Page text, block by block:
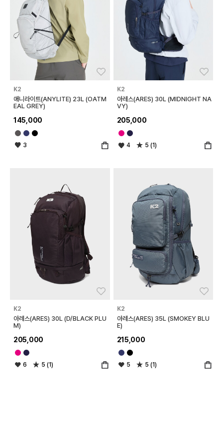
K2
애니라이트(ANYLITE) 23L (OATM
EAL GREY)
145,000
3
K2
아레스(ARES) 30L (MIDNIGHT NA
VY)
205,000
4 5 (1)
K2
아레스(ARES) 30L (D/BLACK PLU
M)
205,000
6 5 (1)
K2
아레스(ARES) 35L (SMOKEY BLU
E)
215,000
5 5 (1)